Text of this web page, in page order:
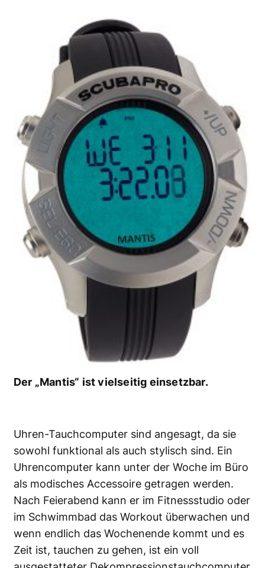
Der „Mantis“ ist vielseitig einsetzbar.
Uhren-Tauchcomputer sind angesagt, da sie
sowohl funktional als auch stylisch sind. Ein
Uhrencomputer kann unter der Woche im Büro
als modisches Accessoire getragen werden.
Nach Feierabend kann er im Fitnessstudio oder
im Schwimmbad das Workout überwachen und
wenn endlich das Wochenende kommt und es
Zeit ist, tauchen zu gehen, ist ein voll